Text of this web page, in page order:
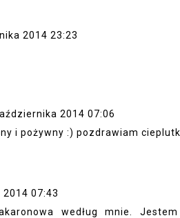
2014 23:23
2014 07:06
i pożywny :) pozdrawiam
07:43
według mnie.